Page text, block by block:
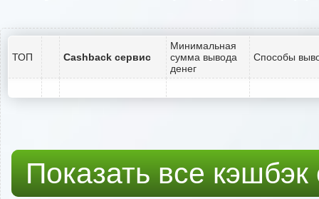
ТОП Cashback сервис
Минимальная
сумма вывода
денег
Способы
Показать все